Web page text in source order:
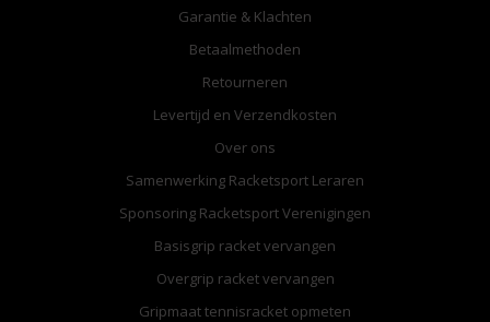
Garantie & Klachten
Betaalmethoden
Retourneren
Levertijd en Verzendkosten
Over ons
Samenwerking Racketsport Leraren
Sponsoring Racketsport Verenigingen
Basisgrip racket vervangen
Overgrip racket vervangen
Gripmaat tennisracket opmeten